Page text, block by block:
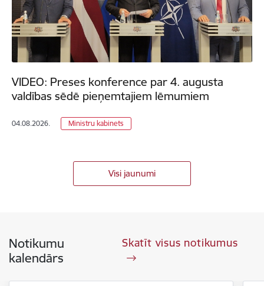
VIDEO: Preses konference par 4. augusta
valdības sēdē pieņemtajiem lēmumiem
04.08.2026. Ministru kabinets
Visi jaunumi
Notikumu
kalendārs
Skatīt visus notikumus